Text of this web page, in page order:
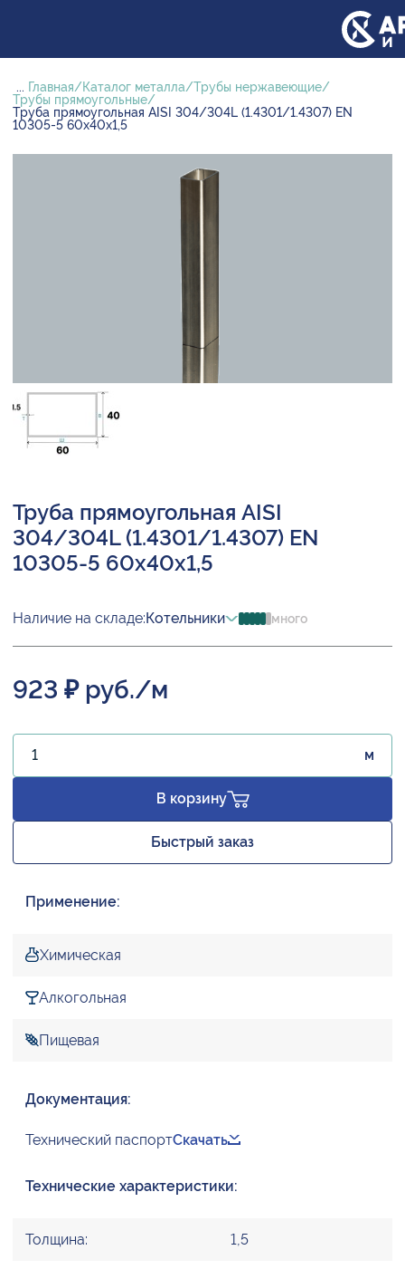
... Главная Каталог металла
Трубы нержавеющие
Трубы прямоугольные
Труба прямоугольная AISI 304/304L (1.4301/1.4307) EN
10305-5 60х40х1,5
Труба прямоугольная AISI
304/304L (1.4301/1.4307) EN
10305-5 60х40х1,5
Наличие на складе:Котельники много
923 ₽ руб./м
м
В корзину
Быстрый заказ
Применение:
Химическая
Алкогольная
Пищевая
Документация:
Технический паспортСкачать
Технические характеристики:
Толщина: 1,5